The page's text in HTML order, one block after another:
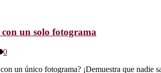
un solo fotograma
0
un único fotograma? ¡Demuestra que nadie